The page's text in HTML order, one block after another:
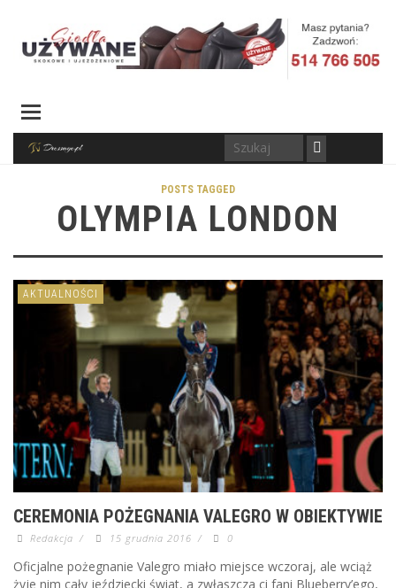
POSTS TAGGED
OLYMPIA LONDON
AKTUALNOŚCI
CEREMONIA POŻEGNANIA VALEGRO W OBIEKTYWIE
Redakcja / 15 grudnia 2016 / 0
Oficjalne pożegnanie Valegro miało miejsce wczoraj, ale wciąż
żyje nim cały jeździecki świat, a zwłaszcza ci fani Blueberry’ego,